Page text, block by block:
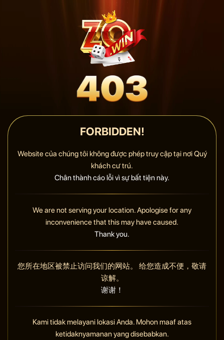
FORBIDDEN!
Website của chúng tôi không được phép truy cập tại nơi Quý
khách cư trú.
Chân thành cáo lỗi vì sự bất tiện này.
We are not serving your location. Apologise for any
inconvenience that this may have caused.
Thank you.
您所在地区被禁止访问我们的网站。 给您造成不便，敬请
谅解。
谢谢！
Kami tidak melayani lokasi Anda. Mohon maaf atas
ketidaknyamanan yang disebabkan.